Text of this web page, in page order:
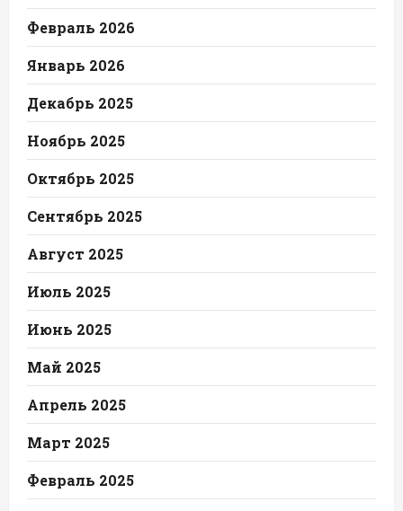
Февраль 2026
Январь 2026
Декабрь 2025
Ноябрь 2025
Октябрь 2025
Сентябрь 2025
Август 2025
Июль 2025
Июнь 2025
Май 2025
Апрель 2025
Март 2025
Февраль 2025